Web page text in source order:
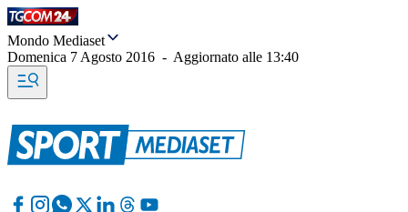
Mondo Mediaset
Domenica 7 Agosto 2016 - Aggiornato alle 13:40